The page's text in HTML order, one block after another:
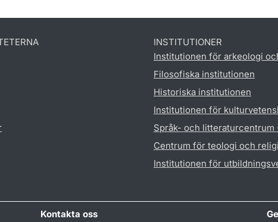
INSTITUTIONER
Institutionen för arkeologi
Filosofiska institutionen
Historiska institutionen
Institutionen för
Språk- och litteraturcentrum
Centrum för teologi och
Institutionen för
Kontakta oss